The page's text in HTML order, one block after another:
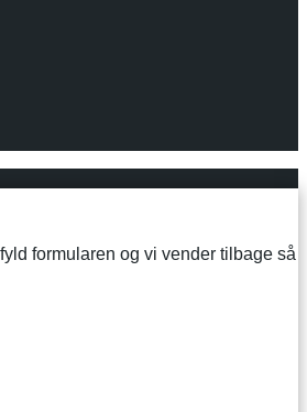
formularen og vi vender tilbage så